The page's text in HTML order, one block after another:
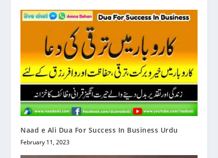
Naad e Ali Dua For Success In Business Urdu
February 11, 2023